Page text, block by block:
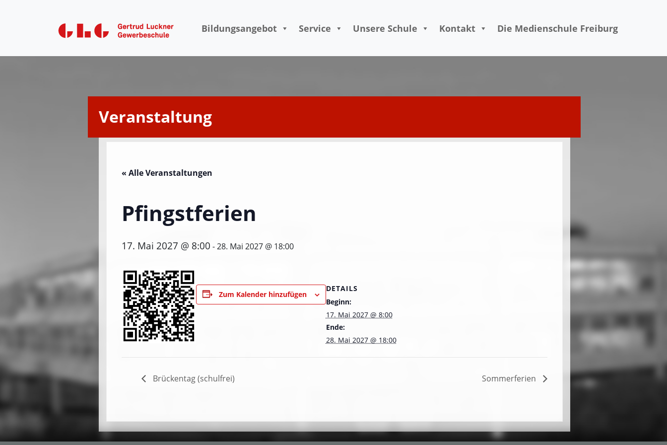
Bildungsangebot Service Unsere Schule Kontakt Die Medienschule Freiburg
Veranstaltung
« Alle Veranstaltungen
Pfingstferien
17. Mai 2027 @ 8:00 -28. Mai 2027 @ 18:00
Zum Kalender hinzufügen
DETAILS
Beginn:
17. Mai 2027 @ 8:00
Ende:
28. Mai 2027 @ 18:00
Brückentag (schulfrei) Sommerferien